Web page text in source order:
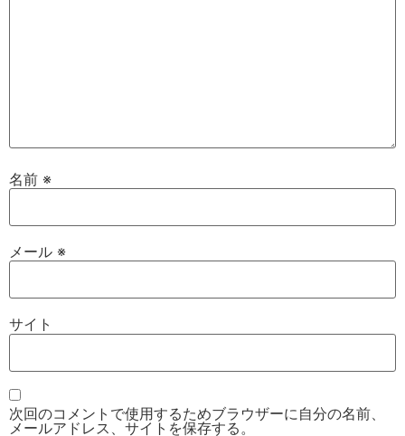
名前 ※
メール ※
サイト
次回のコメントで使用するためブラウザーに自分の名前、
メールアドレス、サイトを保存する。